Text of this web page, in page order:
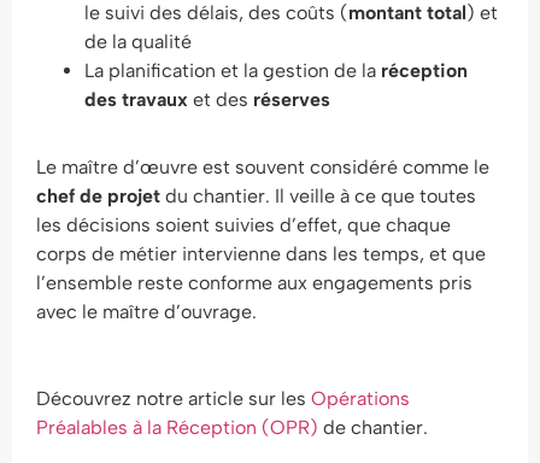
le suivi des délais, des coûts (montant total) et
de la qualité
La planification et la gestion de la réception
des travaux et des réserves
Le maître d’œuvre est souvent considéré comme le
chef de projet du chantier. Il veille à ce que toutes
les décisions soient suivies d’effet, que chaque
corps de métier intervienne dans les temps, et que
l’ensemble reste conforme aux engagements pris
avec le maître d’ouvrage.
Découvrez notre article sur les Opérations
Préalables à la Réception (OPR) de chantier.